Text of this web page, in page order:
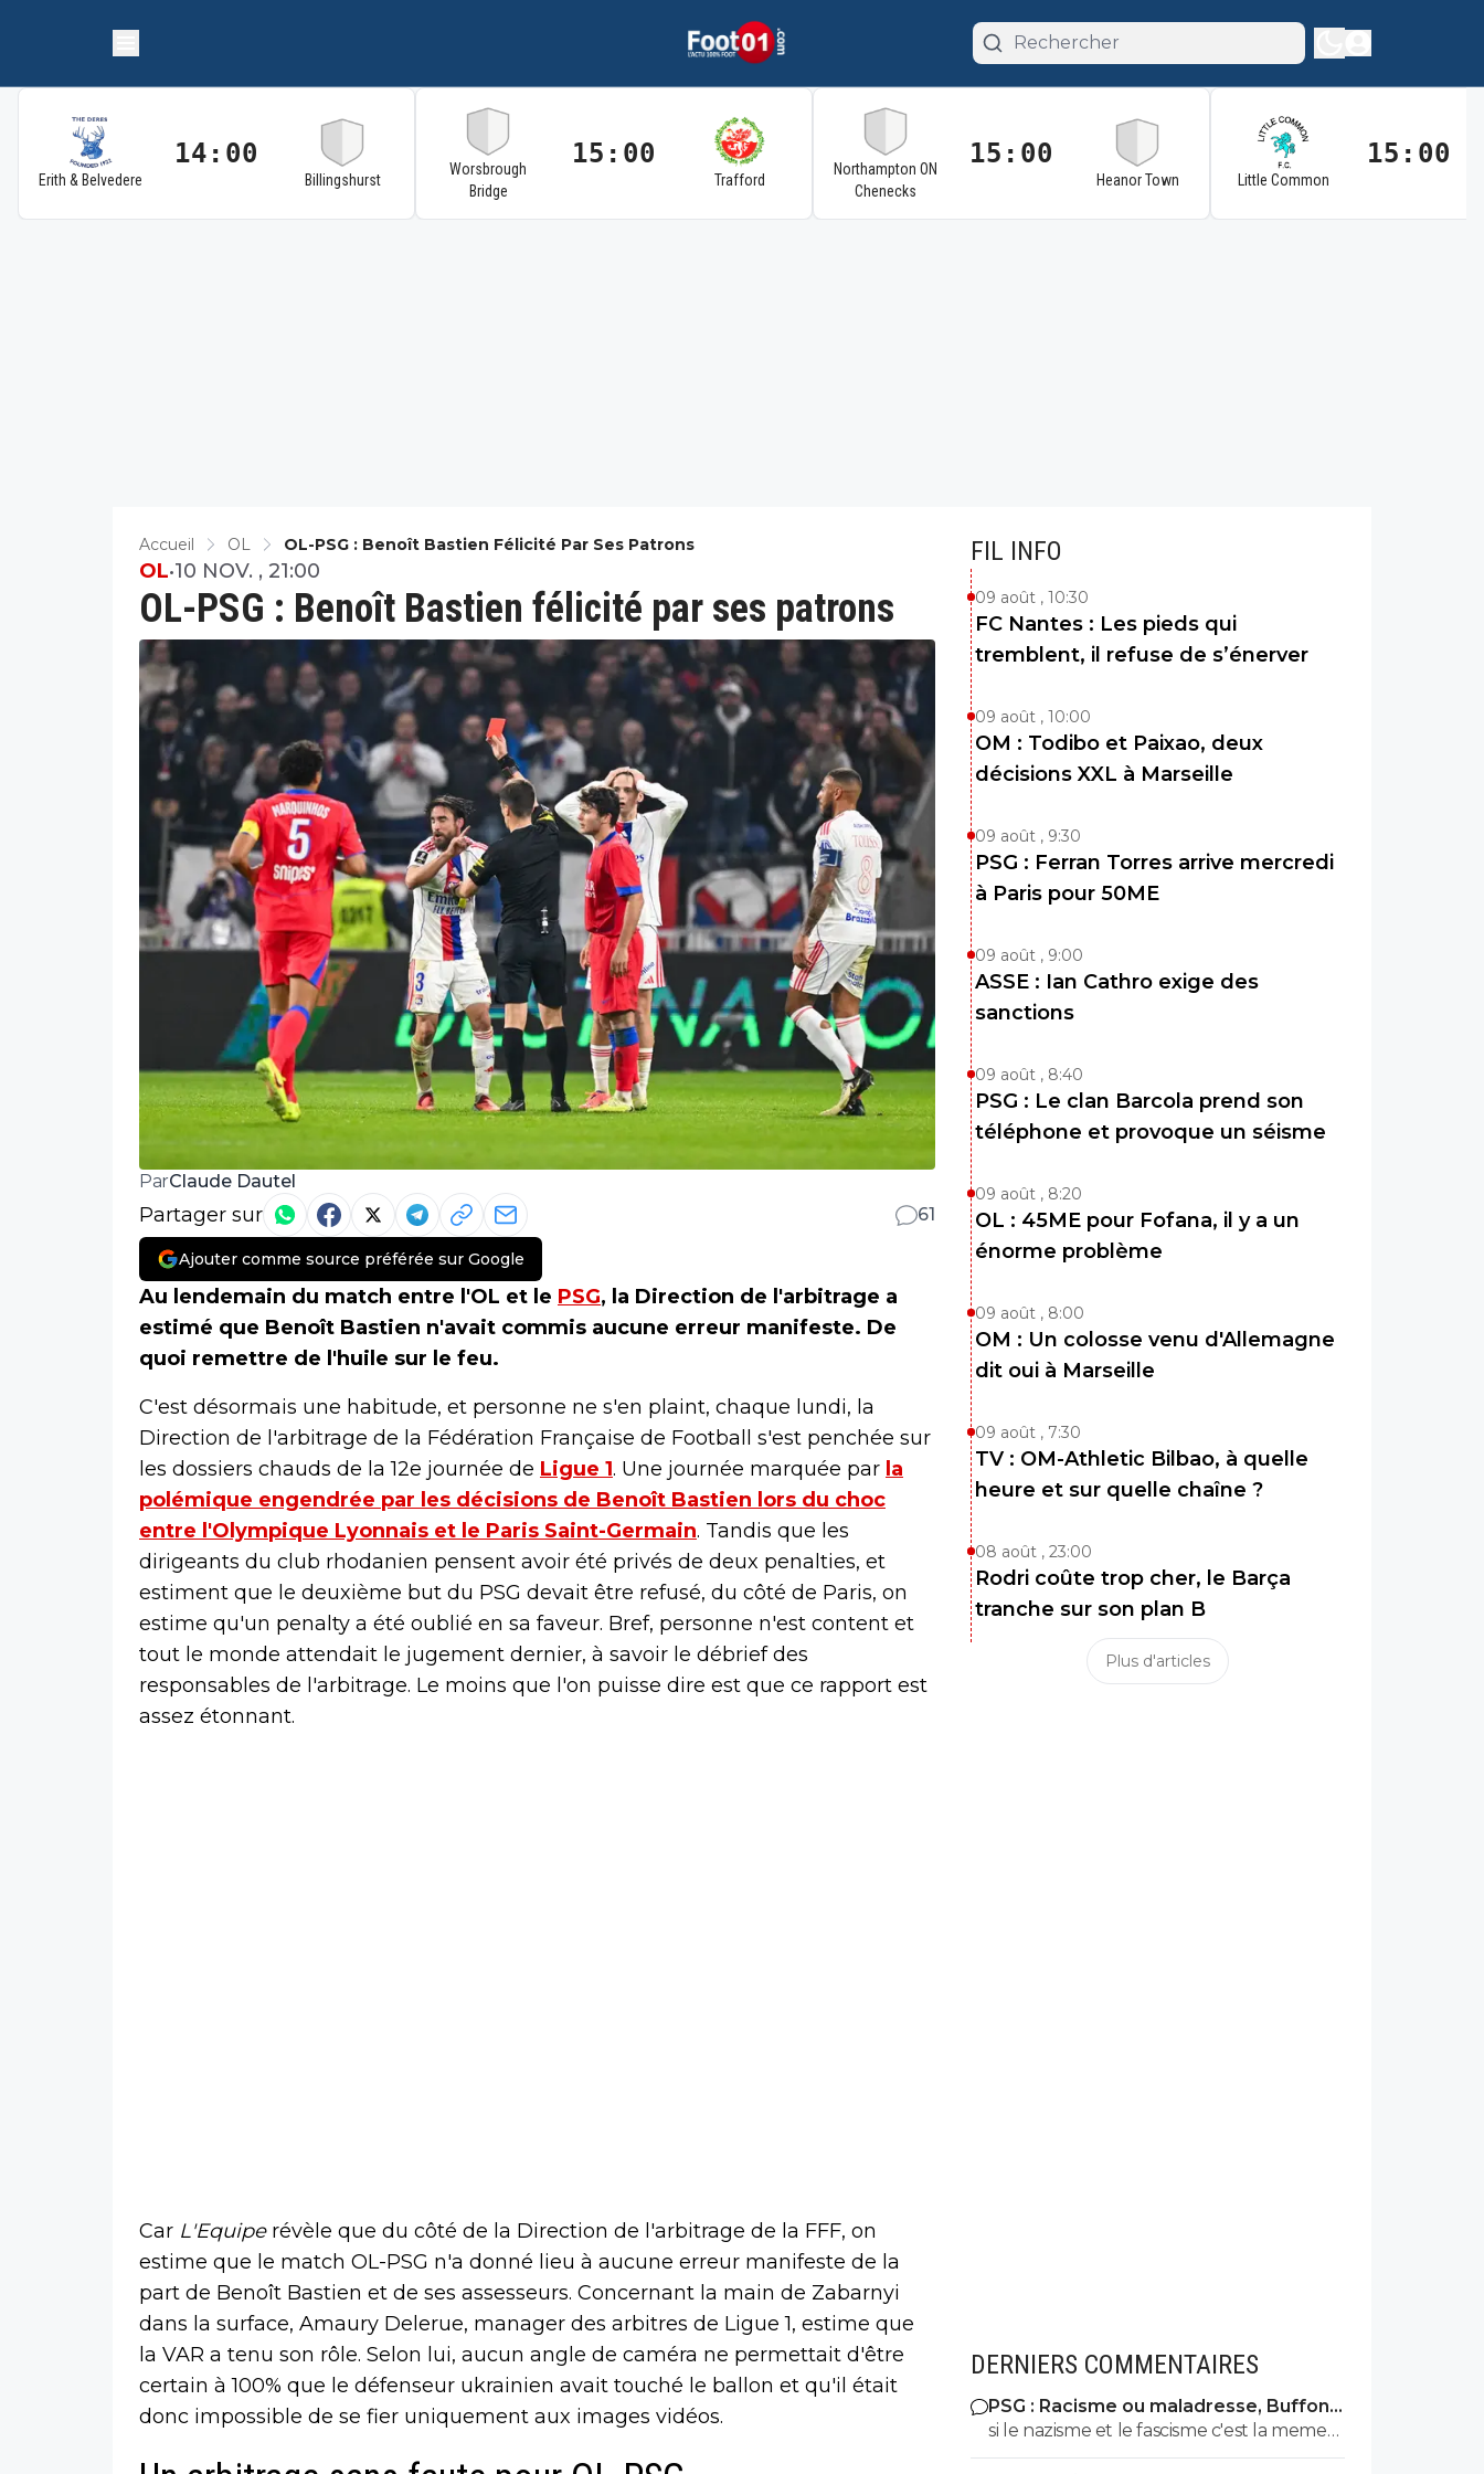
Erith & Belvedere
14:00
Billingshurst
Worsbrough
Bridge
15:00
Trafford
Northampton ON
Chenecks
15:00
Heanor Town Little Common
15:00
Accueil OL OL-PSG : Benoît Bastien Félicité Par Ses Patrons
OL-PSG : Benoît Bastien félicité par ses patrons
OL•10 NOV. , 21:00
ParClaude Dautel
Partager sur 61
Ajouter comme source préférée sur Google
Au lendemain du match entre l'OL et le PSG, la Direction de l'arbitrage a
estimé que Benoît Bastien n'avait commis aucune erreur manifeste. De
quoi remettre de l'huile sur le feu.
C'est désormais une habitude, et personne ne s'en plaint, chaque lundi, la
Direction de l'arbitrage de la Fédération Française de Football s'est penchée sur
les dossiers chauds de la 12e journée de Ligue 1. Une journée marquée par la
polémique engendrée par les décisions de Benoît Bastien lors du choc
entre l'Olympique Lyonnais et le Paris Saint-Germain. Tandis que les
dirigeants du club rhodanien pensent avoir été privés de deux penalties, et
estiment que le deuxième but du PSG devait être refusé, du côté de Paris, on
estime qu'un penalty a été oublié en sa faveur. Bref, personne n'est content et
tout le monde attendait le jugement dernier, à savoir le débrief des
responsables de l'arbitrage. Le moins que l'on puisse dire est que ce rapport est
assez étonnant.
Car L'Equipe révèle que du côté de la Direction de l'arbitrage de la FFF, on
estime que le match OL-PSG n'a donné lieu à aucune erreur manifeste de la
part de Benoît Bastien et de ses assesseurs. Concernant la main de Zabarnyi
dans la surface, Amaury Delerue, manager des arbitres de Ligue 1, estime que
la VAR a tenu son rôle. Selon lui, aucun angle de caméra ne permettait d'être
certain à 100% que le défenseur ukrainien avait touché le ballon et qu'il était
donc impossible de se fier uniquement aux images vidéos.
FIL INFO
09 août , 10:30
FC Nantes : Les pieds qui
tremblent, il refuse de s’énerver
09 août , 10:00
OM : Todibo et Paixao, deux
décisions XXL à Marseille
09 août , 9:30
PSG : Ferran Torres arrive mercredi
à Paris pour 50ME
09 août , 9:00
ASSE : Ian Cathro exige des
sanctions
09 août , 8:40
PSG : Le clan Barcola prend son
téléphone et provoque un séisme
09 août , 8:20
OL : 45ME pour Fofana, il y a un
énorme problème
09 août , 8:00
OM : Un colosse venu d'Allemagne
dit oui à Marseille
09 août , 7:30
TV : OM-Athletic Bilbao, à quelle
heure et sur quelle chaîne ?
08 août , 23:00
Rodri coûte trop cher, le Barça
tranche sur son plan B
Plus d'articles
DERNIERS COMMENTAIRES
PSG : Racisme ou maladresse, Buffon
écarte Suzuki
si le nazisme et le fascisme c'est la meme
chose comme seul un ignorant qui n'a